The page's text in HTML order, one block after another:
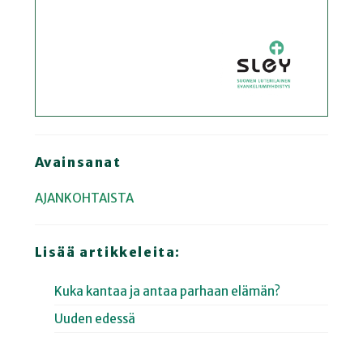
Avainsanat
AJANKOHTAISTA
Lisää artikkeleita:
Kuka kantaa ja antaa parhaan elämän?
Uuden edessä